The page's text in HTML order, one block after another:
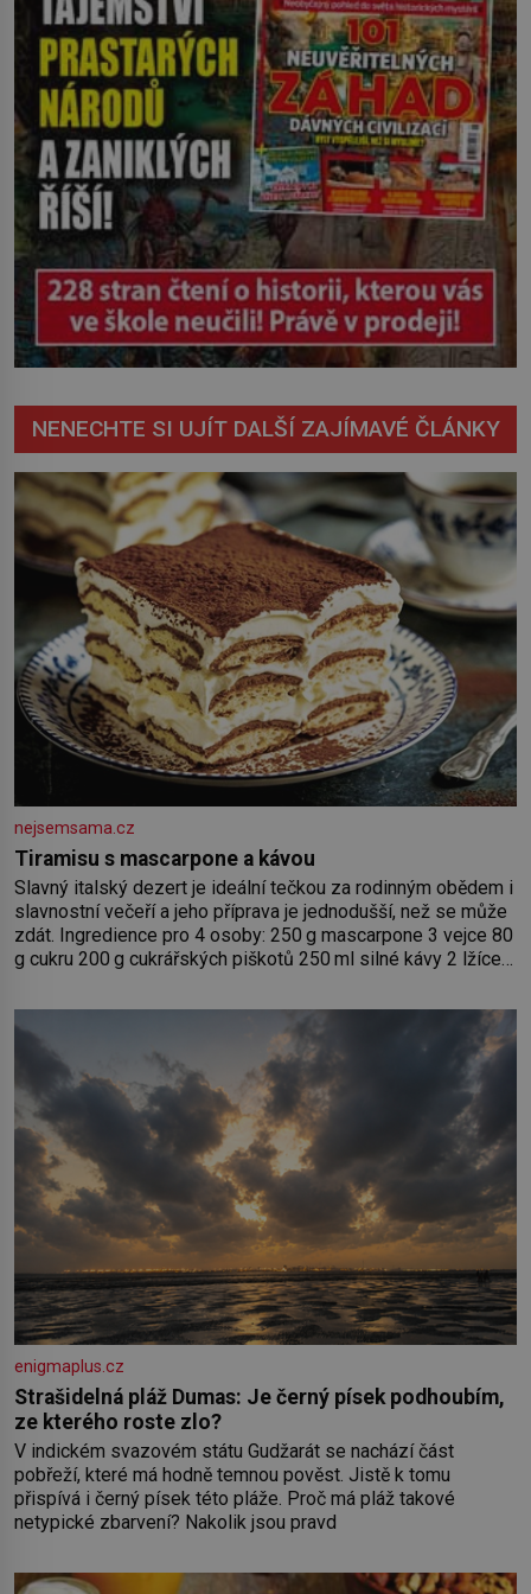
NENECHTE SI UJÍT DALŠÍ ZAJÍMAVÉ ČLÁNKY
nejsemsama.cz
Tiramisu s mascarpone a kávou
Slavný italský dezert je ideální tečkou za rodinným obědem i
slavnostní večeří a jeho příprava je jednodušší, než se může
zdát. Ingredience pro 4 osoby: 250 g mascarpone 3 vejce 80
g cukru 200 g cukrářských piškotů 250 ml silné kávy 2 lžíce
bílků. Žloutky vyšlehejte s cukrem do světlé pěny a postupně
do nich vmíchejte mascarpone, aby vznikl hladký
enigmaplus.cz
Strašidelná pláž Dumas: Je černý písek podhoubím,
ze kterého roste zlo?
V indickém svazovém státu Gudžarát se nachází část
pobřeží, které má hodně temnou pověst. Jistě k tomu
přispívá i černý písek této pláže. Proč má pláž takové
netypické zbarvení? Nakolik jsou pravd